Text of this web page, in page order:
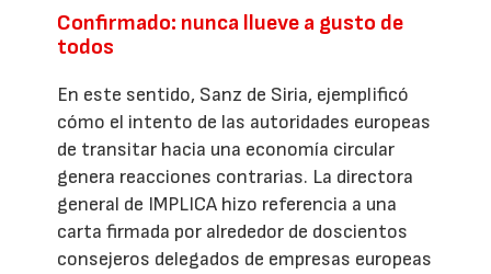
Confirmado: nunca llueve a gusto de
todos
En este sentido, Sanz de Siria, ejemplificó
cómo el intento de las autoridades europeas
de transitar hacia una economía circular
genera reacciones contrarias. La directora
general de IMPLICA hizo referencia a una
carta firmada por alrededor de doscientos
consejeros delegados de empresas europeas